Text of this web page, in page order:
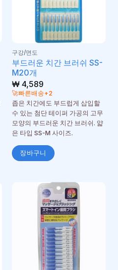
구강/면도
부드러운 치간 브러쉬 SS-
M20개
₩4,589
🚀빠른배송+2
좁은 치간에도 부드럽게 삽입할
수 있는 첨단 테이퍼 가공의 고무
모양의 부드러운 치간 브러쉬. 얇
은 타입 SS-M 사이즈.
장바구니